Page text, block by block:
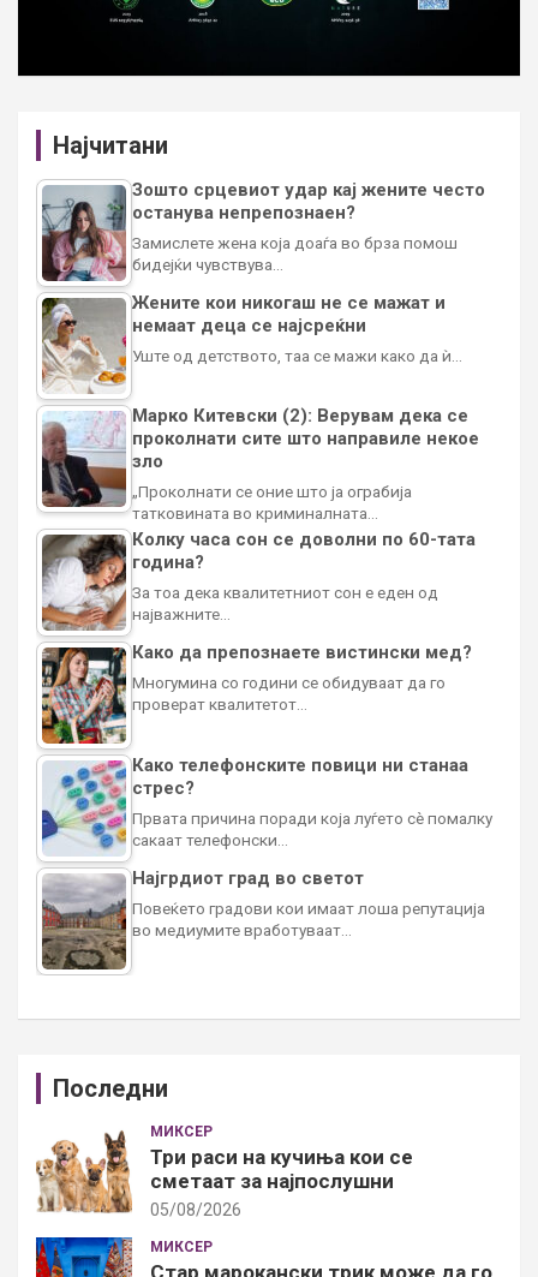
Најчитани
Зошто срцевиот удар кај жените често
останува непрепознаен?
Замислете жена која доаѓа во брза помош
бидејќи чувствува…
Жените кои никогаш не се мажат и
немаат деца се најсреќни
Уште од детството, таа се мажи како да ѝ…
Марко Китевски (2): Верувам дека се
проколнати сите што направиле некое
зло
„Проколнати се оние што ја ограбија
татковината во криминалната…
Колку часа сон се доволни по 60-тата
година?
За тоа дека квалитетниот сон е еден од
најважните…
Како да препознаете вистински мед?
Многумина со години се обидуваат да го
проверат квалитетот…
Како телефонските повици ни станаа
стрес?
Првата причина поради која луѓето сè помалку
сакаат телефонски…
Најгрдиот град во светот
Повеќето градови кои имаат лоша репутација
во медиумите вработуваат…
Последни
МИКСЕР
Три раси на кучиња кои се
сметаат за најпослушни
05/08/2026
МИКСЕР
Стар марокански трик може да го